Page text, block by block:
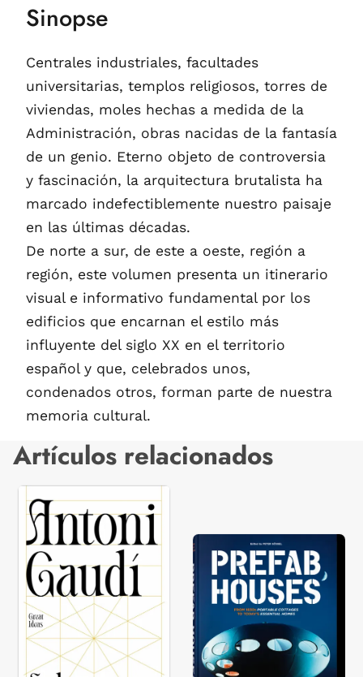
Sinopse
Centrales industriales, facultades
universitarias, templos religiosos, torres de
viviendas, moles hechas a medida de la
Administración, obras nacidas de la fantasía
de un genio. Eterno objeto de controversia
y fascinación, la arquitectura brutalista ha
marcado indefectiblemente nuestro paisaje
en las últimas décadas.
De norte a sur, de este a oeste, región a
región, este volumen presenta un itinerario
visual e informativo fundamental por los
edificios que encarnan el estilo más
influyente del siglo XX en el territorio
español y que, celebrados unos,
condenados otros, forman parte de nuestra
memoria cultural.
Artículos relacionados